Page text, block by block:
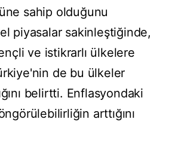
sahip olduğunu
piyasalar sakinleştiğinde,
ve istikrarlı ülkelere
de bu ülkeler
belirtti. Enflasyondaki
arttığını